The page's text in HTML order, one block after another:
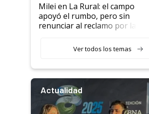
Milei en La Rural: el campo
apoyó el rumbo, pero sin
renunciar al reclamo por las
Ver todos los temas
Actualidad